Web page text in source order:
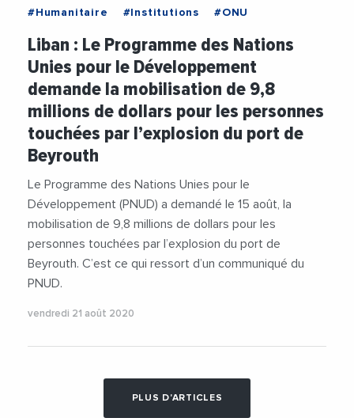
#Humanitaire
#Institutions #ONU
Liban : Le Programme des Nations
Unies pour le Développement
demande la mobilisation de 9,8
millions de dollars pour les personnes
touchées par l’explosion du port de
Beyrouth
Le Programme des Nations Unies pour le
Développement (PNUD) a demandé le 15 août, la
mobilisation de 9,8 millions de dollars pour les
personnes touchées par l’explosion du port de
Beyrouth. C’est ce qui ressort d’un communiqué du
PNUD.
vendredi 21 août 2020
PLUS D'ARTICLES